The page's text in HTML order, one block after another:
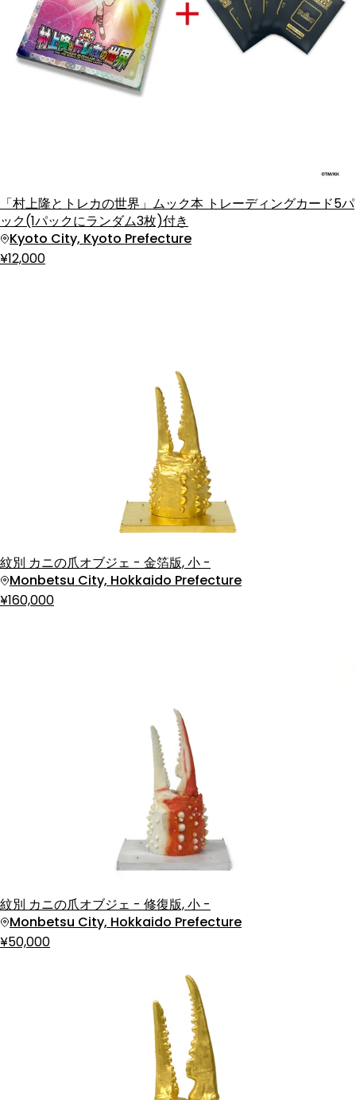
「村上隆とトレカの世界」ムック本 トレーディングカード5パ
ック(1パックにランダム3枚)付き
Kyoto City, Kyoto Prefecture
¥12,000
紋別 カニの爪オブジェ - 金箔版, 小 -
Monbetsu City, Hokkaido Prefecture
¥160,000
紋別 カニの爪オブジェ - 修復版, 小 -
Monbetsu City, Hokkaido Prefecture
¥50,000